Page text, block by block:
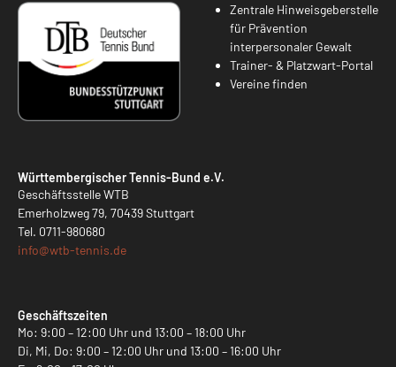
Zentrale Hinweisgeberstelle
für Prävention
interpersonaler Gewalt
Trainer- & Platzwart-Portal
Vereine finden
Württembergischer Tennis-Bund e.V.
Geschäftsstelle WTB
Emerholzweg 79, 70439 Stuttgart
Tel. 0711-980680
info@wtb-tennis.de
Geschäftszeiten
Mo: 9:00 – 12:00 Uhr und 13:00 – 18:00 Uhr
Di, Mi, Do: 9:00 – 12:00 Uhr und 13:00 – 16:00 Uhr